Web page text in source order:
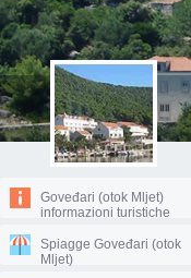
Goveđari (otok Mljet)
informazioni turistiche
Spiagge Goveđari (otok
Mljet)